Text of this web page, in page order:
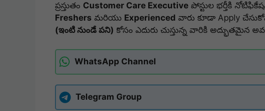
ప్రస్తుతం Customer Care Executive పోస్టుల భర్తీకి
Freshers మరియు Experienced వారు కూడా Apply
(ఇంటి నుండే పని) కోసం ఎదురు చుస్తున్న వారికి అద్భుతమైన
WhatsApp Channel
Telegram Group